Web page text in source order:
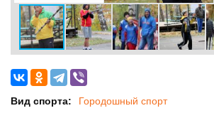
Вид спорта: Городошный спорт